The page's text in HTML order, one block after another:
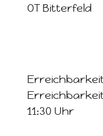
OT Bitterfeld
11:30 Uhr